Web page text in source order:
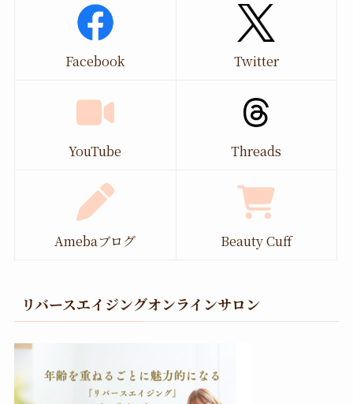
Facebook Twitter
YouTube Threads
Amebaブログ Beauty Cuff
リバースエイジングオンラインサロン